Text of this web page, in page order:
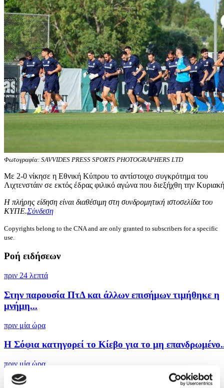
Φωτογραφία: SAVVIDES PRESS SPORTS PHOTOGRAPHERS LTD
Με 2-0 νίκησε η Εθνική Κύπρου το αντίστοιχο συγκρότημα του
Λιχτενστάιν σε εκτός έδρας φιλικό αγώνα που διεξήχθη την
Η πλήρης είδηση είναι διαθέσιμη στη συνδρομητική ιστοσελίδα του
ΚΥΠΕ.Σύνδεση
Copyrights belong to the CNA and are only granted to subscribers for a specific
use.
Ροή ειδήσεων
πριν 24 λεπτά
Στην παρουσία ΠτΔ και άλλων επισήμων τιμήθηκε η
μνήμη...
πριν μία ώρα
Η Σόφια κατηγορεί το Κίεβο για το μη
πριν μία ώρα
Λίβανος: Η Βηρυτός αναφέρει ισραηλινή εισβολή σε